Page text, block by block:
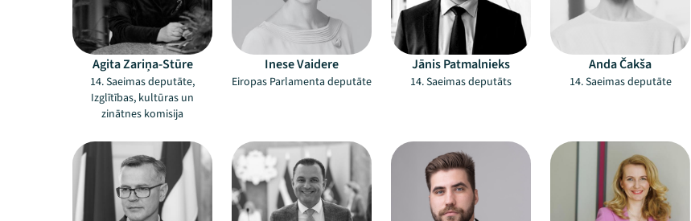
Agita Zariņa-Stūre
14. Saeimas deputāte,
Izglītības, kultūras un
zinātnes komisija
Inese Vaidere
Eiropas Parlamenta deputāte
Jānis Patmalnieks
14. Saeimas deputāts
Anda Čakša
14. Saeimas deputāte